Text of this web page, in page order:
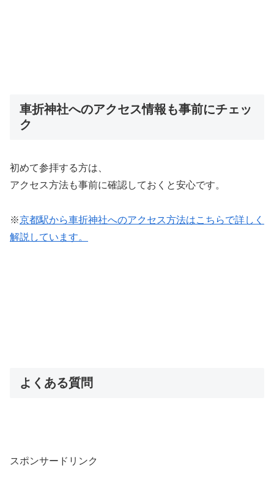
車折神社へのアクセス情報も事前にチェッ
ク
初めて参拝する方は、
アクセス方法も事前に確認しておくと安心です。
※京都駅から車折神社へのアクセス方法はこちらで詳しく
解説しています。
よくある質問
スポンサードリンク